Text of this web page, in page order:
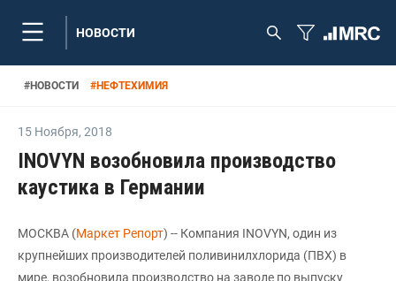
НОВОСТИ
#НОВОСТИ #НЕФТЕХИМИЯ
15 Ноября, 2018
INOVYN возобновила производство
каустика в Германии
МОСКВА (Маркет Репорт) -- Компания INOVYN, один из
крупнейших производителей поливинилхлорида (ПВХ) в
мире, возобновила производство на заводе по выпуску